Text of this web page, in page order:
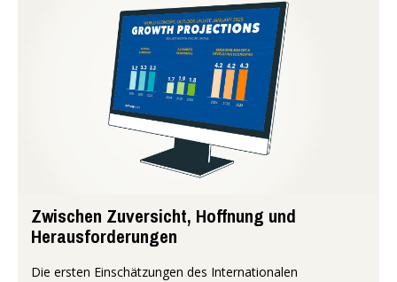
Zwischen Zuversicht, Hoffnung und
Herausforderungen
Die ersten Einschätzungen des Internationalen